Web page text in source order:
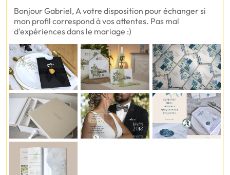
Bonjour Gabriel, A votre disposition pour échanger si
mon profil correspond à vos attentes. Pas mal
d'expériences dans le mariage :)